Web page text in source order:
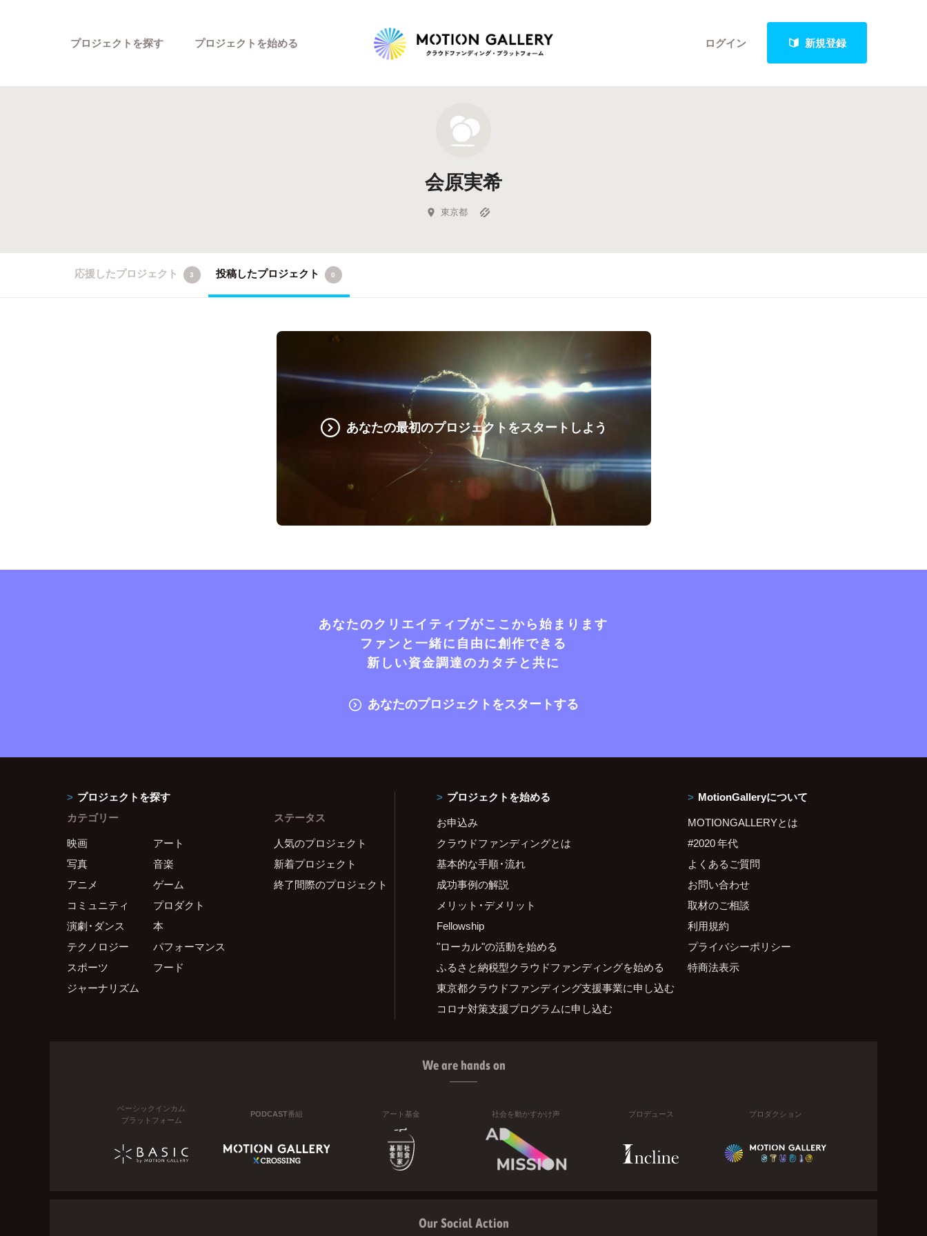
ログイン 新規登録
プロジェクトを探す
新着プロジェクト
Feature
キュレーターから探す
プロジェクトを始める
会原実希
東京都
応援したプロジェクト 3 投稿したプロジェクト 0
あなたの最初のプロジェクトをスタートしよう
あなたのクリエイティブがここから始まります
ファンと一緒に自由に創作できる
新しい資金調達のカタチと共に
あなたのプロジェクトをスタートする
プロジェクトを探す
カテゴリー
映画
アート
写真
音楽
アニメ
ゲーム
コミュニティ
プロダクト
演劇・ダンス
本
テクノロジー
パフォーマンス
スポーツ
フード
ジャーナリズム
ステータス
人気のプロジェクト
新着プロジェクト
終了間際のプロジェクト
プロジェクトを始める
お申込み
クラウドファンディングとは
基本的な手順・流れ
成功事例の解説
メリット・デメリット
Fellowship
"ローカル"の活動を始める
ふるさと納税型クラウドファンディングを始める
東京都クラウドファンディング支援事業に申し込む
コロナ対策支援プログラムに申し込む
MotionGalleryについて
MOTIONGALLERYとは
#2020 年代
よくあるご質問
お問い合わせ
取材のご相談
利用規約
プライバシーポリシー
特商法表示
We are hands on
ベーシックインカム
プラットフォーム
PODCAST番組 アート基金 社会を動かすかけ声 プロデュース プロダクション
Our Social Action